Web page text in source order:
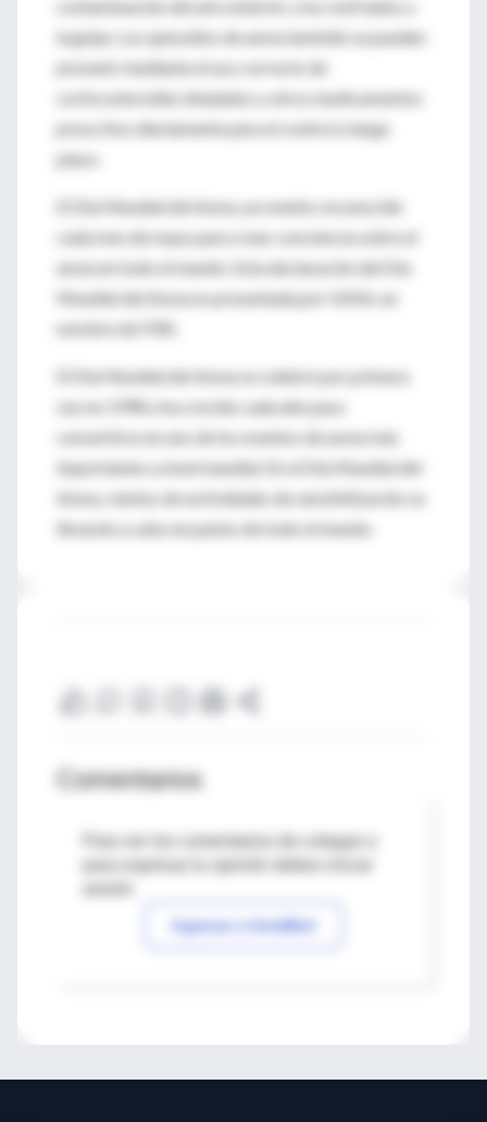
contaminación del aire exterior y los resfriados y
la gripe. Los episodios de asma también se pueden
prevenir mediante el uso correcto de
corticosteroides inhalados y otros medicamentos
prescritos diariamente para el control a largo
plazo.
El Día Mundial del Asma, un evento reconocido
cada mes de mayo para crear conciencia sobre el
asma en todo el mundo. Esta declaración del Día
Mundial del Asma es presentada por GINA, en
nombre de FIRS.
El Día Mundial del Asma se celebró por primera
vez en 1998 y ha crecido cada año para
convertirse en uno de los eventos de asma más
importantes a nivel mundial. En el Día Mundial del
Asma, cientos de actividades de sensibilización se
llevarán a cabo en países de todo el mundo.
Comentarios
Para ver los comentarios de colegas o
Ingresar a IntraMed